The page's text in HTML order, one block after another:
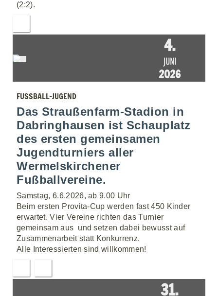
(2:2).
4.
JUNI
2026
FUSSBALL-JUGEND
Das Straußenfarm-Stadion in
Dabringhausen ist Schauplatz
des ersten gemeinsamen
Jugendturniers aller
Wermelskirchener
Fußballvereine.
Samstag, 6.6.2026, ab 9.00 Uhr
Beim ersten Provita-Cup werden fast 450 Kinder
erwartet. Vier Vereine richten das Turnier
gemeinsam aus  und setzen dabei bewusst auf
Zusammenarbeit statt Konkurrenz.
Alle Interessierten sind willkommen!
31.